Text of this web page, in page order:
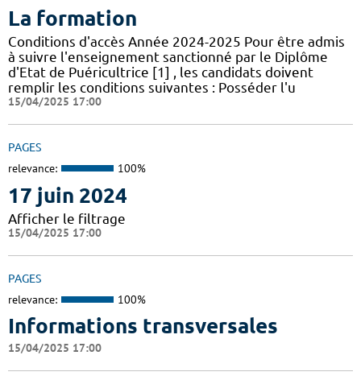
La formation
Conditions d'accès Année 2024-2025 Pour être admis
à suivre l'enseignement sanctionné par le Diplôme
d'Etat de Puéricultrice [1] , les candidats doivent
remplir les conditions suivantes : Posséder l'u
15/04/2025 17:00
PAGES
relevance: 100%
17 juin 2024
Afficher le filtrage
15/04/2025 17:00
PAGES
relevance: 100%
Informations transversales
15/04/2025 17:00